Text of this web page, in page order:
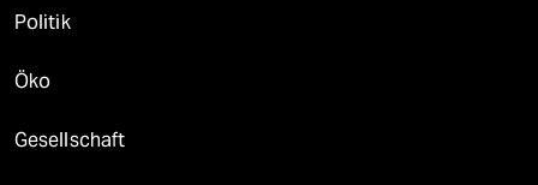
Politik
Öko
Gesellschaft